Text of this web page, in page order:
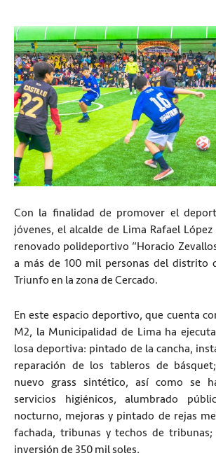
Con la finalidad de promover el
jóvenes, el alcalde de Lima Rafael
renovado polideportivo “Horacio
a más de 100 mil personas del distrito
Triunfo en la zona de Cercado.
En este espacio deportivo, que cuenta
M2, la Municipalidad de Lima ha
losa deportiva: pintado de la cancha,
reparación de los tableros de
nuevo grass sintético, así como se
servicios higiénicos, alumbrado
nocturno, mejoras y pintado de rejas
fachada, tribunas y techos de
inversión de 350 mil soles.